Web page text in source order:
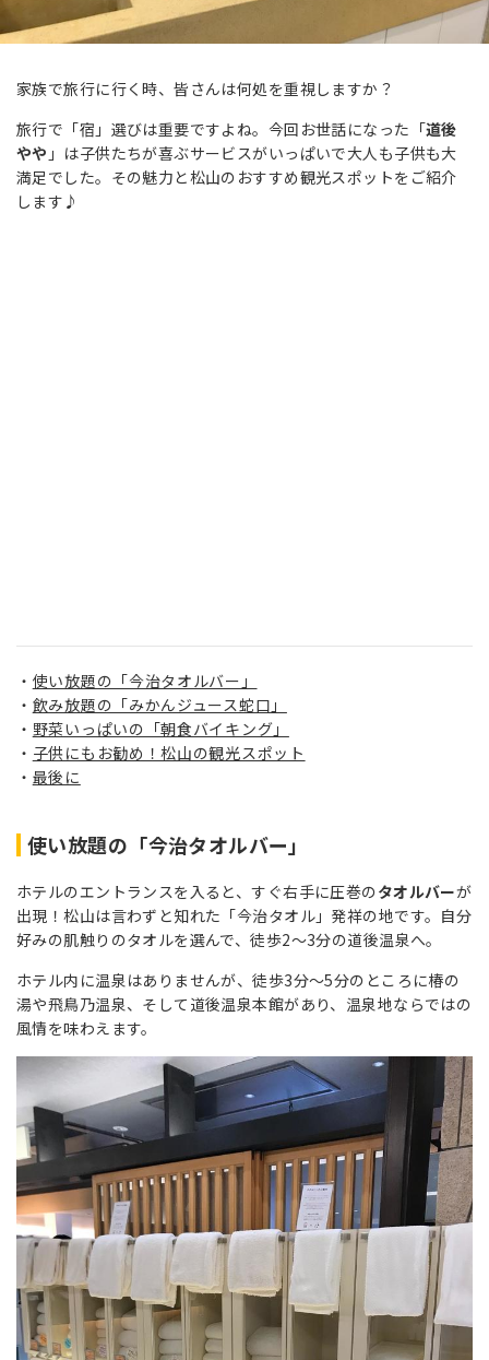
家族で旅行に行く時、皆さんは何処を重視しますか？
旅行で「宿」選びは重要ですよね。今回お世話になった「道後
やや 」は子供たちが喜ぶサービスがいっぱいで大人も子供も大
満足でした。その魅力と松山のおすすめ観光スポットをご紹介
します♪
使い放題の「今治タオルバー」
飲み放題の「みかんジュース蛇口」
野菜いっぱいの「朝食バイキング」
子供にもお勧め！松山の観光スポット
最後に
使い放題の「今治タオルバー」
ホテルのエントランスを入ると、すぐ右手に圧巻のタオルバーが
出現！松山は言わずと知れた「今治タオル」発祥の地です。自分
好みの肌触りのタオルを選んで、徒歩2〜3分の道後温泉へ。
ホテル内に温泉はありませんが、徒歩3分～5分のところに椿の
湯や飛鳥乃温泉、そして道後温泉本館があり、温泉地ならではの
風情を味わえます。